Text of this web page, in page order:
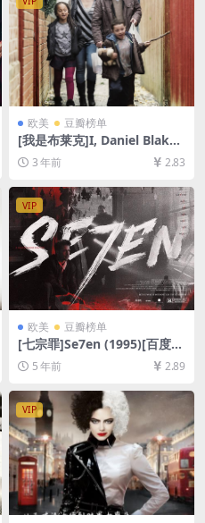
欧美 豆瓣榜单
[我是布莱克]I, Daniel Blake
(2016)[百度网盘+夸克网盘10
80P超清未删减资源][网盘在
英字幕]
3 年前 2.83
VIP
欧美 豆瓣榜单
[七宗罪]Se7en (1995)[百度网
盘+夸克网盘+迅雷云盘资源10
80P超清未删减][MP4/8.3GB]
[中英字幕]
5 年前 2.89
VIP